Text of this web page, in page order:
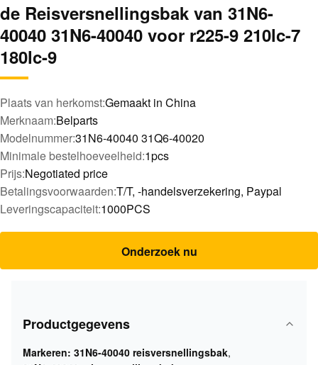
de Reisversnellingsbak van 31N6-
40040 31N6-40040 voor r225-9 210lc-7
180lc-9
Plaats van herkomst:Gemaakt in China
Merknaam:Belparts
Modelnummer:31N6-40040 31Q6-40020
Minimale bestelhoeveelheid:1pcs
Prijs:Negotiated price
Betalingsvoorwaarden:T/T, -handelsverzekering, Paypal
Leveringscapaciteit:1000PCS
Onderzoek nu
Productgegevens
Markeren: 31N6-40040 reisversnellingsbak,